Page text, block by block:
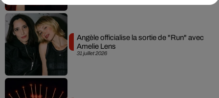
31 juillet 2026
Angèle officialise la sortie de "Run" avec
Amelie Lens